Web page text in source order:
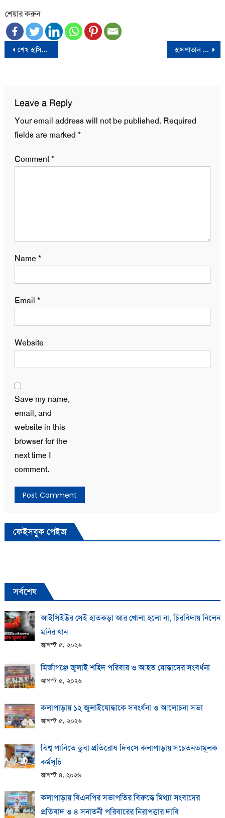
শেয়ার করুন
Post
শেখ হাসিনাসহ সাবেক মন্ত্রী-এমপিদের ‘লাল পাসপোর্ট’ বাতিলের সিদ্ধান্ত হাসপাতাল থেকে বাসায় ফিরলেন খালেদা জিয়া
Leave a Reply
Your email address will not be published. Required
fields are marked *
Comment*
Name*
Email *
Website
Save my name,
email, and
website in this
browser for the
next time I
comment.
ফেইসবুক পেইজ
সর্বশেষ
আইসিইউর সেই হাতকড়া আর খোলা হলো না, চিরবিদায় নিলেন
মনির খান
আগস্ট ৫, ২০২৬
মির্জাগঞ্জে জুলাই শহিদ পরিবার ও আহত যোদ্ধাদের সংবর্ধনা
আগস্ট ৫, ২০২৬
কলাপাড়ায় ১২ জুলাইযোদ্ধাকে সবংর্ধনা ও আলোচনা সভা
আগস্ট ৫, ২০২৬
বিশ্ব পানিতে ডুবা প্রতিরোধ দিবসে কলাপাড়ায় সচেতনতামূলক
কর্মসূচি
আগস্ট ৪, ২০২৬
কলাপাড়ায় বিএনপির সভাপতির বিরুদ্ধে মিথ্যা সংবাদের
প্রতিবাদ ও ৪ সনাতনী পরিবারের নিরাপত্তার দাবি